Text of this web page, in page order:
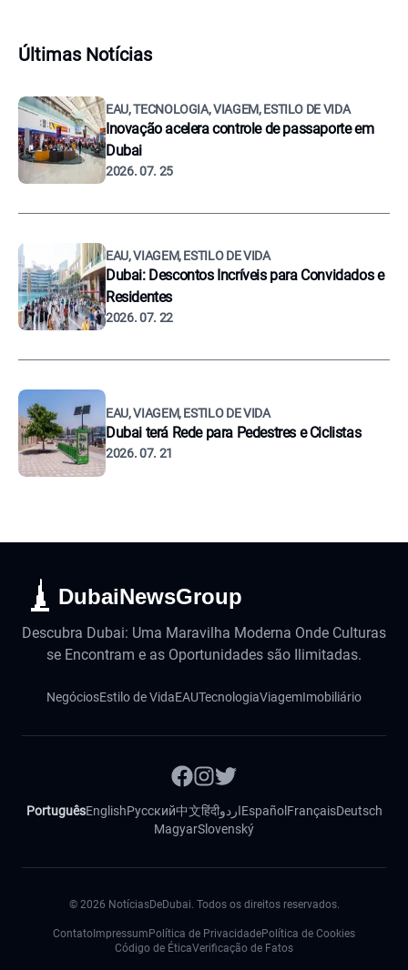
Últimas Notícias
EAU, TECNOLOGIA, VIAGEM, ESTILO DE VIDA
Inovação acelera controle de passaporte em
Dubai
2026. 07. 25
EAU, VIAGEM, ESTILO DE VIDA
Dubai: Descontos Incríveis para Convidados e
Residentes
2026. 07. 22
EAU, VIAGEM, ESTILO DE VIDA
Dubai terá Rede para Pedestres e Ciclistas
2026. 07. 21
DubaiNewsGroup
Descubra Dubai: Uma Maravilha Moderna Onde Culturas
se Encontram e as Oportunidades são Ilimitadas.
NegóciosEstilo de VidaEAUTecnologiaViagemImobiliário
PortuguêsEnglishРусский中文हिंदीاردوEspañol FrançaisDeutsch
MagyarSlovenský
© 2026 NotíciasDeDubai. Todos os direitos reservados.
Contato Impressum Política de PrivacidadePolítica de Cookies
Código de ÉticaVerificação de Fatos